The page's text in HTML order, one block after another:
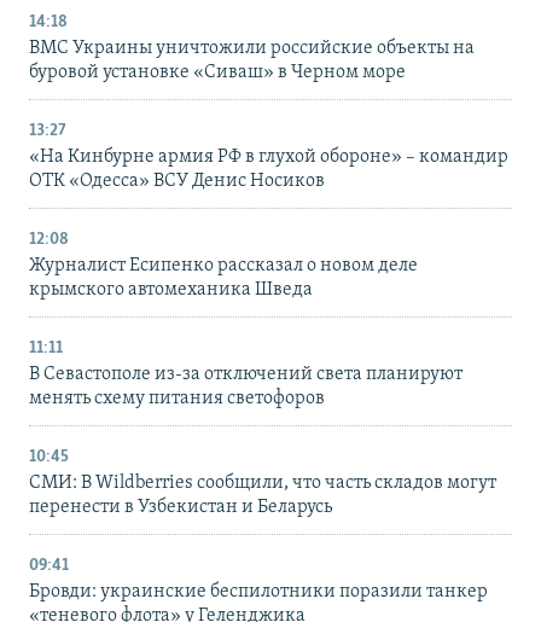
14:18
ВМС Украины уничтожили российские объекты на
буровой установке «Сиваш» в Черном море
13:27
«На Кинбурне армия РФ в глухой обороне» – командир
ОТК «Одесса» ВСУ Денис Носиков
12:08
Журналист Есипенко рассказал о новом деле
крымского автомеханика Шведа
11:11
В Севастополе из-за отключений света планируют
менять схему питания светофоров
10:45
СМИ: В Wildberries сообщили, что часть складов могут
перенести в Узбекистан и Беларусь
09:41
Бровди: украинские беспилотники поразили танкер
«теневого флота» у Геленджика